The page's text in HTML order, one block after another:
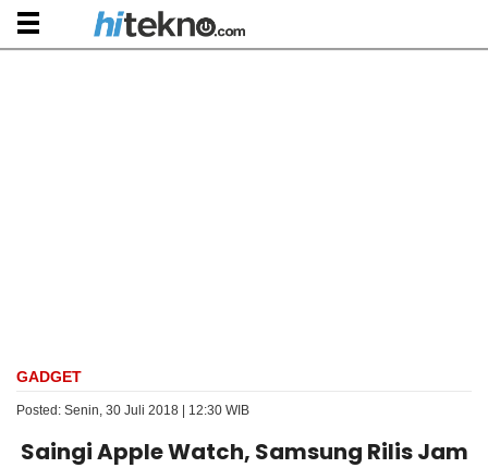
GADGET
Posted: Senin, 30 Juli 2018 | 12:30 WIB
Saingi Apple Watch, Samsung Rilis Jam